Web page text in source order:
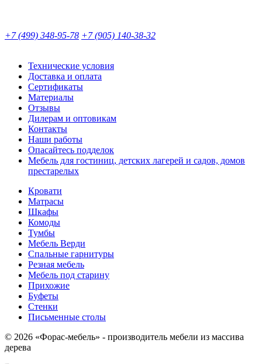
+7 (499) 348-95-78 +7 (905) 140-38-32
Технические условия
Доставка и оплата
Сертификаты
Материалы
Отзывы
Дилерам и оптовикам
Контакты
Наши работы
Опасайтесь подделок
Мебель для гостиниц, детских лагерей и садов, домов
престарелых
Кровати
Матрасы
Шкафы
Комоды
Тумбы
Мебель Верди
Спальные гарнитуры
Резная мебель
Мебель под старину
Прихожие
Буфеты
Стенки
Письменные столы
© 2026 «Форас-мебель» - производитель мебели из массива
дерева